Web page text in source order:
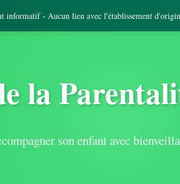
informatif - Aucun lien avec l'établissement
la
son enfant avec